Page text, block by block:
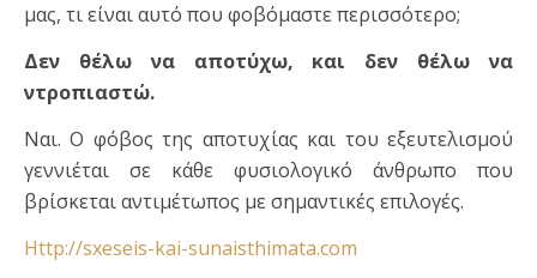
μας, τι είναι αυτό που φοβόμαστε περισσότερο;
Δεν θέλω να αποτύχω, και δεν θέλω να
ντροπιαστώ.
Ναι. Ο φόβος της αποτυχίας και του εξευτελισμού
γεννιέται σε κάθε φυσιολογικό άνθρωπο που
βρίσκεται αντιμέτωπος με σημαντικές επιλογές.
Http://sxeseis-kai-sunaisthimata.com